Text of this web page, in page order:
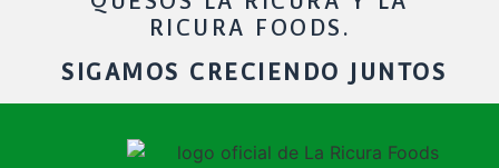
RICURA FOODS.
SIGAMOS CRECIENDO JUNTOS